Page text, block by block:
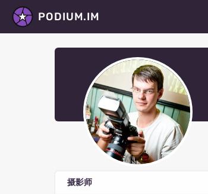
PODIUM.IM
摄影师